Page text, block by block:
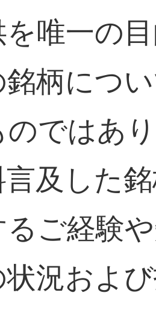
を唯一の
柄につ
のではあ
及した
るご経験
状況およ